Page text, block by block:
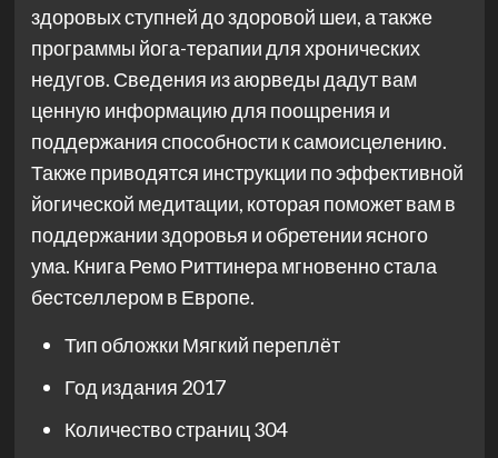
здоровых ступней до здоровой шеи, а также
программы йога-терапии для хронических
недугов. Сведения из аюрведы дадут вам
ценную информацию для поощрения и
поддержания способности к самоисцелению.
Также приводятся инструкции по эффективной
йогической медитации, которая поможет вам в
поддержании здоровья и обретении ясного
ума. Книга Ремо Риттинера мгновенно стала
бестселлером в Европе.
Тип обложки Мягкий переплёт
Год издания 2017
Количество страниц304